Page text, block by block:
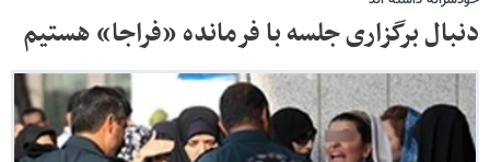
دنبال برگزاری جلسه با فرمانده «فراجا» هستیم